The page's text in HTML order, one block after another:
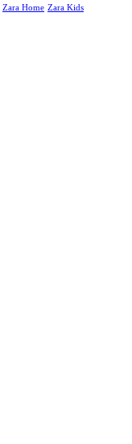
Zara Home Zara Kids